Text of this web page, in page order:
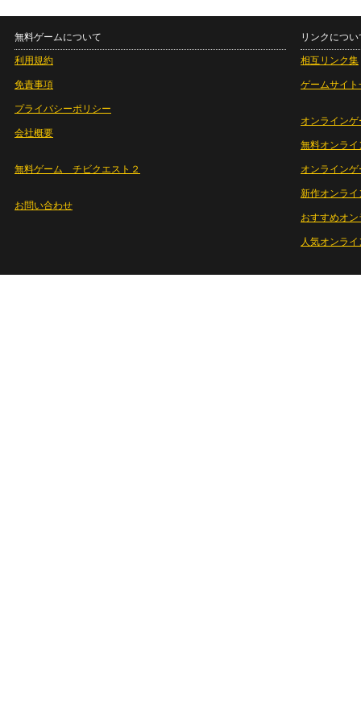
無料ゲームについて
利用規約
免責事項
プライバシーポリシー
会社概要
無料ゲーム チビクエスト２
お問い合わせ
リンクについ
相互リンク集
ゲームサイト
オンラインゲ
無料オンライ
オンライン
新作オンライ
おすすめオ
人気オンラ